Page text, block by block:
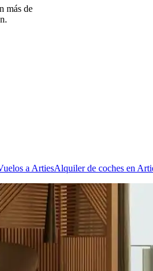
más de
a ArtiesAlquiler de coches en